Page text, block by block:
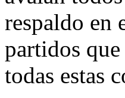
respaldo en
partidos
todas estas